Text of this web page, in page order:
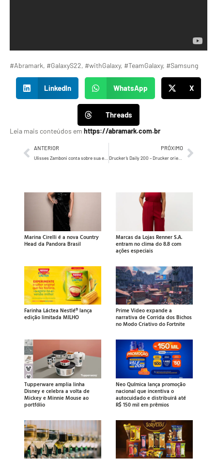
#Abramark, #GalaxyS22, #withGalaxy, #TeamGalaxy, #Samsung
LinkedIn WhatsApp X
Threads
Leia mais conteúdos em https://abramark.com.br
ANTERIOR
Ulisses Zamboni conta sobre sua especialidade em comportamento estratégico das marcas
PRÓXIMO
Drucker’s Daily 200 – Drucker orienta sobre o desconforto que faz parte de realizar algo relevante
Marina Cirelli é a nova Country
Head da Pandora Brasil
Marcas da Lojas Renner S.A.
entram no clima do 8.8 com
ações especiais
Farinha Láctea Nestlé® lança
edição limitada MILHO
Prime Video expande a
narrativa de Corrida dos Bichos
no Modo Criativo do Fortnite
Tupperware amplia linha
Disney e celebra a volta de
Mickey e Minnie Mouse ao
portfólio
Neo Química lança promoção
nacional que incentiva o
autocuidado e distribuirá até
R$ 150 mil em prêmios